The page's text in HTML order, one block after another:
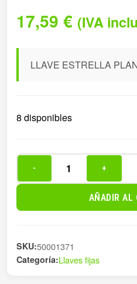
17,59 € (IVA
LLAVE ESTRELLA
8 disponibles
ESTRELLA
cantidad
- +
AÑADIR AL
SKU:50001371
Categoría:Llaves fijas